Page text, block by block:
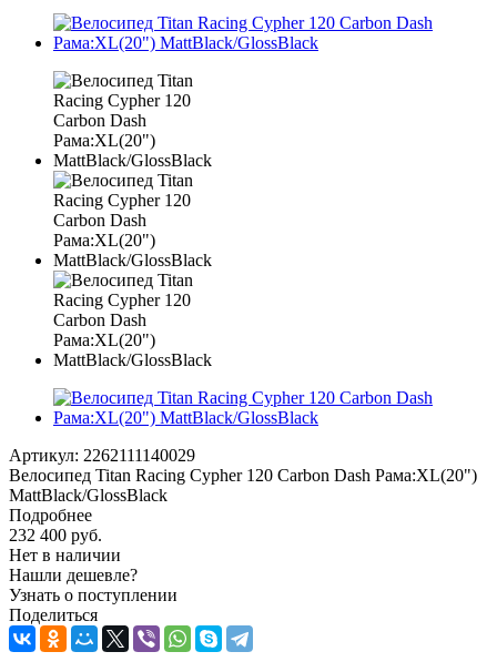
Артикул: 2262111140029
Велосипед Titan Racing Cypher 120 Carbon Dash Рама:XL(20")
MattBlack/GlossBlack
Подробнее
232 400 руб.
Нет в наличии
Нашли дешевле?
Узнать о поступлении
Поделиться